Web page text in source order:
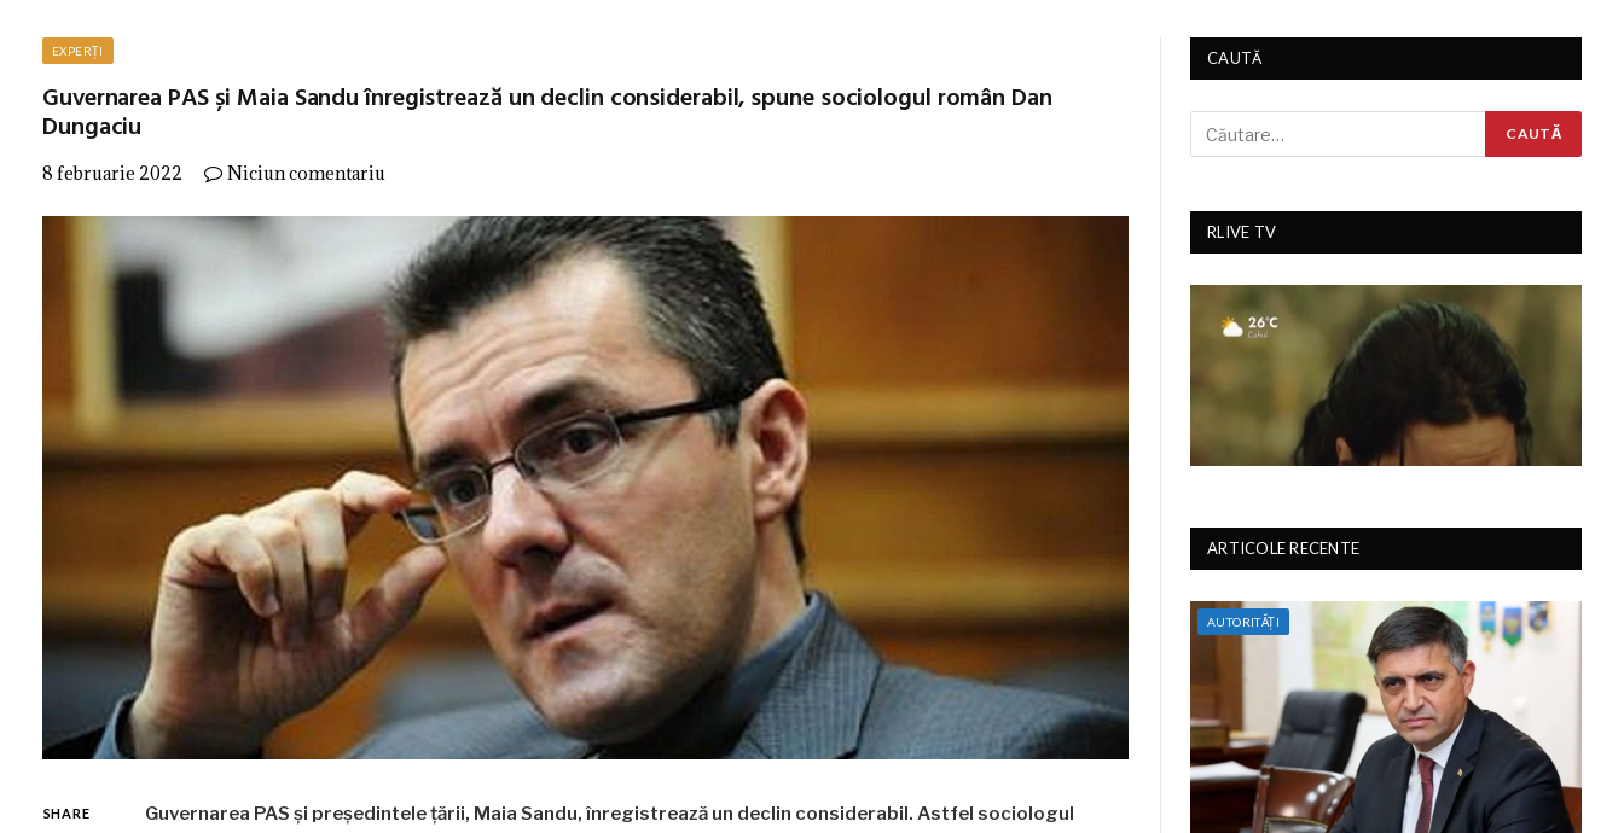
EXPERȚI
Guvernarea PAS și Maia Sandu înregistrează un declin considerabil, spune sociologul român Dan
Dungaciu
8 februarie 2022 Niciun comentariu
SHARE
Guvernarea PAS și președintele țării, Maia Sandu, înregistrează un declin considerabil. Astfel sociologul
CAUTĂ
RLIVE TV
ARTICOLE RECENTE
AUTORITĂȚI